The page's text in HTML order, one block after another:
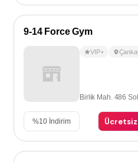
9-14 Force Gym
VIP+
Birlik Mah. 486
%10 İndirim